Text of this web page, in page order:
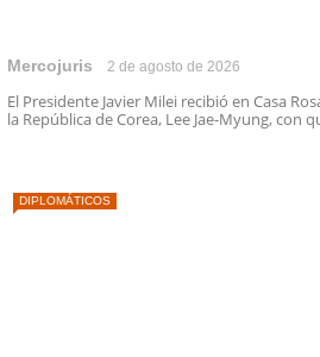
Mercojuris 2 de agosto de 2026
El Presidente Javier Milei recibió en Casa
la República de Corea, Lee Jae-Myung, con
DIPLOMÁTICOS